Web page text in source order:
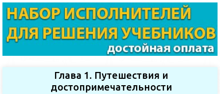
Глава 1. Путешествия и
достопримечательности